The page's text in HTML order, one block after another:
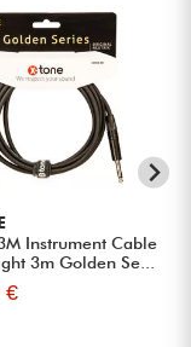
Instrument Cable
3m Golden Se...
€